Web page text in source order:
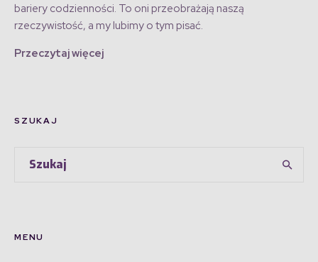
bariery codzienności. To oni przeobrażają naszą
rzeczywistość, a my lubimy o tym pisać.
Przeczytaj więcej
SZUKAJ
MENU